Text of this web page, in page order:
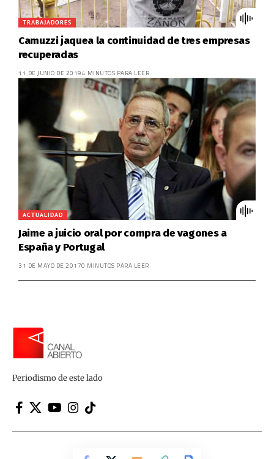
TRABAJADORES
Camuzzi jaquea la continuidad de tres empresas
recuperadas
11 DE JUNIO DE 20194 MINUTOS PARA LEER
ACTUALIDAD
Jaime a juicio oral por compra de vagones a
España y Portugal
31 DE MAYO DE 20170 MINUTOS PARA LEER
Periodismo de este lado
Canal Abierto | Periodismo de este lado